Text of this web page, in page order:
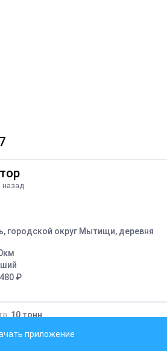
назад
городской округ Мытищи, деревня
км
₽
10 тонн
приложение